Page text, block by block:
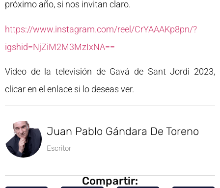
próximo año, si nos invitan claro.
https://www.instagram.com/reel/CrYAAAKp8pn/?
igshid=NjZiM2M3MzIxNA==
Video de la televisión de Gavá de Sant Jordi 2023,
clicar en el enlace si lo deseas ver.
Juan Pablo Gándara De Toreno
Escritor
Compartir: